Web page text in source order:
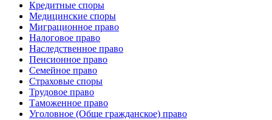
Кредитные споры
Медицинские споры
Миграционное право
Налоговое право
Наследственное право
Пенсионное право
Семейное право
Страховые споры
Трудовое право
Таможенное право
Уголовное (Обще гражданское) право